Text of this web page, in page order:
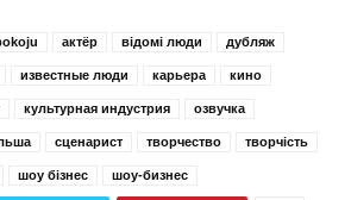
актёр відомі люди дубляж
известные люди карьера кино
культурная индустрия озвучка
сценарист творчество творчість
шоу бізнес шоу-бизнес